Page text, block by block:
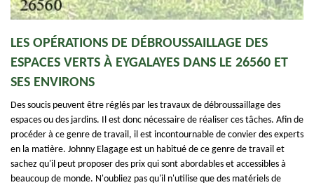
LES OPÉRATIONS DE DÉBROUSSAILLAGE DES
ESPACES VERTS À EYGALAYES DANS LE 26560 ET
SES ENVIRONS
Des soucis peuvent être réglés par les travaux de débroussaillage des
espaces ou des jardins. Il est donc nécessaire de réaliser ces tâches. Afin de
procéder à ce genre de travail, il est incontournable de convier des experts
en la matière. Johnny Elagage est un habitué de ce genre de travail et
sachez qu'il peut proposer des prix qui sont abordables et accessibles à
beaucoup de monde. N'oubliez pas qu'il n'utilise que des matériels de